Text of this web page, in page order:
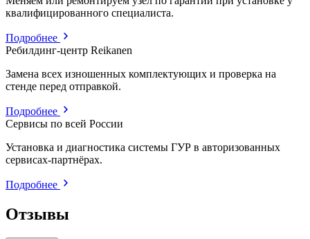
квалифицированного специалиста.
Подробнее
Ребилдинг-центр Reikanen
Замена всех изношенных комплектующих и проверка на
стенде перед отправкой.
Подробнее
Сервисы по всей России
Установка и диагностика системы ГУР в авторизованных
сервисах-партнёрах.
Подробнее
Отзывы